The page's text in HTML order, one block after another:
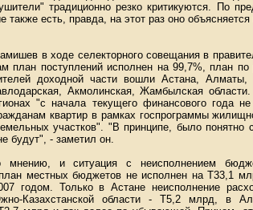
традиционно резко критикуются. По
также есть, правда, на этот раз оно
в ходе селекторного совещания в
план поступлений исполнен на 99,7%, план
доходной части вошли Астана, Алматы,
Акмолинская, Жамбылская
"с начала текущего финансового года
квартир в рамках госпрограммы
участков". "В принципе, было понятно
будут", - заметил он.
мнению, и ситуация с неисполнением
местных бюджетов не исполнен на Т33,1
годом. Только в Астане неисполнение
Казахстанской области - Т5,2 млрд, в